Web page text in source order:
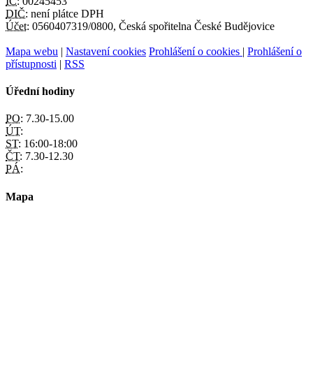
DIČ: není plátce DPH
Účet: 0560407319/0800, Česká spořitelna České Budějovice
Mapa webu | Nastavení cookies Prohlášení o cookies | Prohlášení o
přístupnosti | RSS
Úřední hodiny
PO: 7.30-15.00
ÚT:
ST: 16:00-18:00
ČT: 7.30-12.30
PÁ:
Mapa